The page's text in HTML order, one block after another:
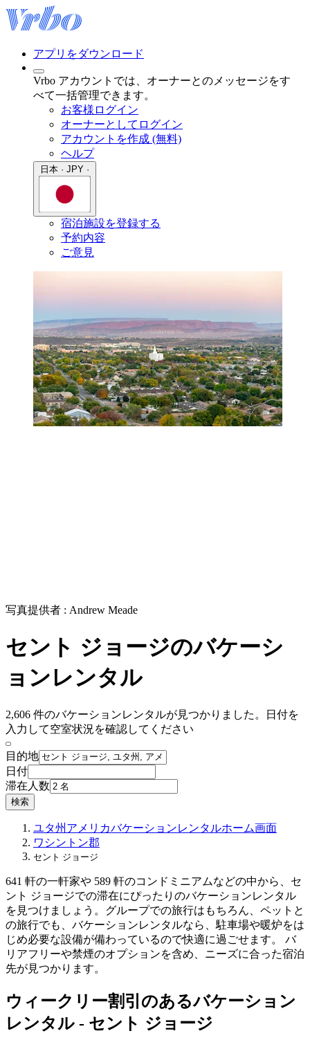
アプリをダウンロード
Vrbo アカウントでは、オーナーとのメッセージをす
べて一括管理できます。
お客様ログイン
オーナーとしてログイン
アカウントを作成 (無料)
ヘルプ
宿泊施設を登録する
予約内容
ご意見
写真提供者 : Andrew Meade
セント ジョージのバケーシ
ョンレンタル
2,606 件のバケーションレンタルが見つかりました。日付を
入力して空室状況を確認してください
目的地
日付
滞在人数
検索
ユタ州 アメリカバケーションレンタルホーム画面
ワシントン郡
セント ジョージ
641 軒の一軒家や 589 軒のコンドミニアムなどの中から、セ
ント ジョージでの滞在にぴったりのバケーションレンタル
を見つけましょう。グループでの旅行はもちろん、ペットと
の旅行でも、バケーションレンタルなら、駐車場や暖炉をは
じめ必要な設備が備わっているので快適に過ごせます。 バ
リアフリーや禁煙のオプションを含め、ニーズに合った宿泊
先が見つかります。
ウィークリー割引のあるバケーション
レンタル - セント ジョージ